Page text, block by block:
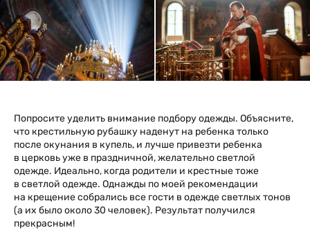
Попросите уделить внимание подбору одежды. Объясните,
что крестильную рубашку наденут на ребенка только
после окунания в купель, и лучше привезти ребенка
в церковь уже в праздничной, желательно светлой
одежде. Идеально, когда родители и крестные тоже
в светлой одежде. Однажды по моей рекомендации
на крещение собрались все гости в одежде светлых тонов
(а их было около 30 человек). Результат получился
прекрасным!